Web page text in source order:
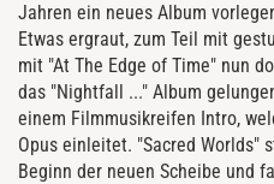
Jahren ein neues Album
Etwas ergraut, zum Teil mit
mit "At The Edge of Time" nun
das "Nightfall ..." Album
einem Filmmusikreifen Intro,
Opus einleitet. "Sacred Worlds"
Beginn der neuen Scheibe und